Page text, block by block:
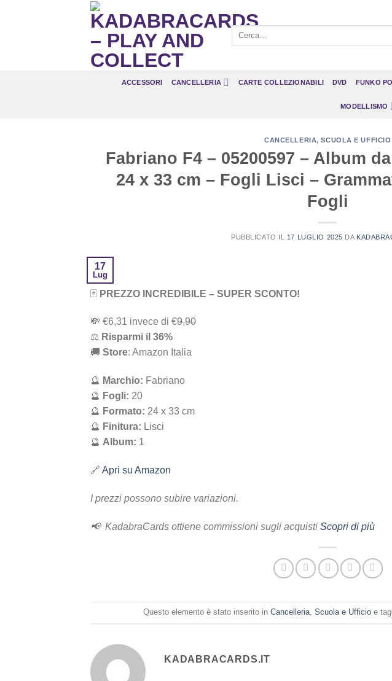
Cerca:
ACCESSORI CANCELLERIA CARTE COLLEZIONABILI DVD FUNKO
MODELLISMO
CANCELLERIA,SCUOLA E UFFICIO
Fabriano F4 – 05200597 – Album
24 x 33 cm – Fogli Lisci –
Fogli
PUBBLICATO IL 17 LUGLIO 2025 DA
17
Lug
🃏 PREZZO INCREDIBILE – SUPER SCONTO!
💸 ‎€6,31 i‎nv‎ec‎e ‎di‎ €9,90
⚖️ R‎is‎pa‎rm‎i ‎il‎ 36%
🚚 Store: Amazon Italia
🔮 Marchio: Fabriano
🔮 Fogli: 20
🔮 Formato: 24 x 33 cm
🔮 Finitura: Lisci
🔮 Album: 1
🔗 Apri su Amazon
I prezzi possono subire variazioni.
📢 KadabraCards ottiene commissioni sugli acquisti Scopri di più
Questo elemento è stato inserito in Cancelleria, Scuola e Ufficioe
KADABRACARDS.IT